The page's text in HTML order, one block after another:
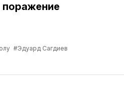
поражение
#Эдуард Сагдиев